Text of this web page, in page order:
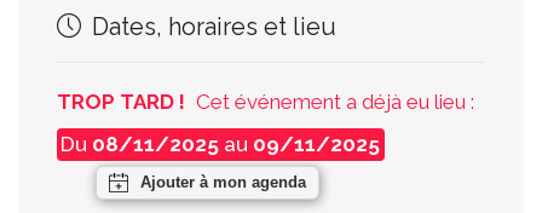
Dates, horaires et lieu
TROP TARD ! Cet événement a déjà eu lieu :
Du 08/11/2025 au 09/11/2025
Ajouter à mon agenda